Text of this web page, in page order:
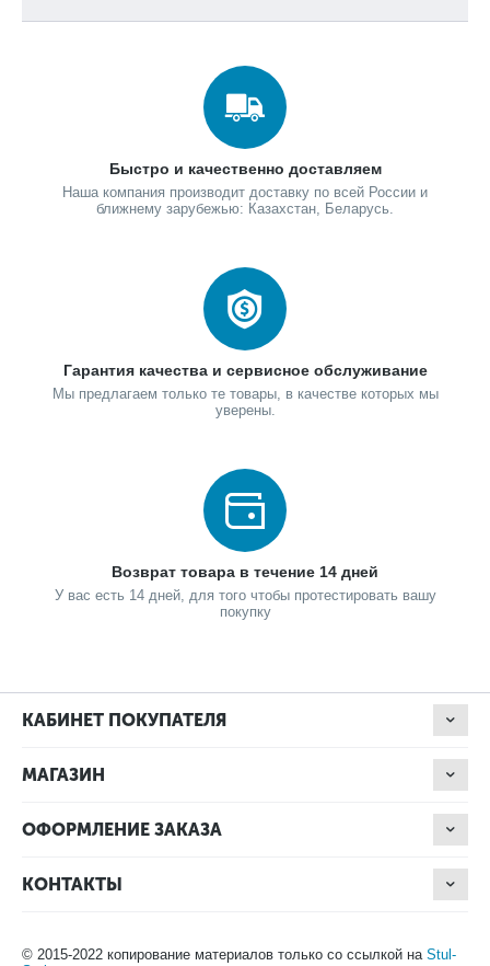
Быстро и качественно доставляем
Наша компания производит доставку по всей России и
ближнему зарубежью: Казахстан, Беларусь.
Гарантия качества и сервисное обслуживание
Мы предлагаем только те товары, в качестве которых мы
уверены.
Возврат товара в течение 14 дней
У вас есть 14 дней, для того чтобы протестировать вашу
покупку
КАБИНЕТ ПОКУПАТЕЛЯ
МАГАЗИН
ОФОРМЛЕНИЕ ЗАКАЗА
КОНТАКТЫ
© 2015-2022 копирование материалов только со ссылкой на Stul-